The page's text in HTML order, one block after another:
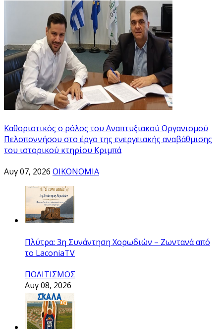
Καθοριστικός ο ρόλος του Αναπτυξιακού Οργανισμού
Πελοποννήσου στο έργο της ενεργειακής αναβάθμισης
του ιστορικού κτηρίου Κριμπά
Αυγ 07, 2026 ΟΙΚΟΝΟΜΙΑ
Πλύτρα: 3η Συνάντηση Χορωδιών – Ζωντανά από
το LaconiaTV
ΠΟΛΙΤΙΣΜΟΣ
Αυγ 08, 2026